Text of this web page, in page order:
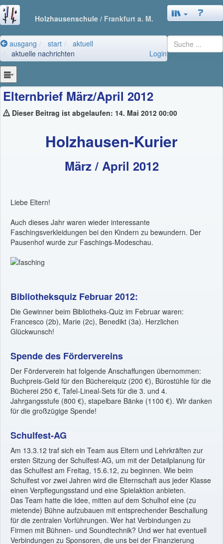
Holzhausenschule / Frankfurt a. M.
ausgang start
aktuell
aktuelle nachrichten
Login
Elternbrief März/April 2012
Dieser Beitrag ist abgelaufen: 14. Mai 2012 00:00
Holzhausen-Kurier
März / April 2012
Liebe Eltern!
Auch dieses Jahr waren wieder interessante
Faschingsverkleidungen bei den Kindern zu bewundern. Der
Pausenhof wurde zur Faschings-Modeschau.
Bibliotheksquiz Februar 2012:
Die Gewinner beim Bibliotheks-Quiz im Februar waren:
Francesco (2b), Marie (2c), Benedikt (3a). Herzlichen
Glückwunsch!
Spende des Fördervereins
Der Förderverein hat folgende Anschaffungen übernommen:
Buchpreis-Geld für den Büchereiquiz (200 €), Bürostühle für die
Bücherei 250 €, Tafel-Lineal-Sets für die 3. und 4.
Jahrgangsstufe (800 €), stapelbare Bänke (1100 €). Wir danken
für die großzügige Spende!
Schulfest-AG
Am 13.3.12 traf sich ein Team aus Eltern und Lehrkräften zur
ersten Sitzung der Schulfest-AG, um mit der Detailplanung für
das Schulfest am Freitag, 15.6.12, zu beginnen. Wie beim
Schulfest vor zwei Jahren wird die Elternschaft aus jeder Klasse
einen Verpflegungsstand und eine Spielaktion anbieten.
Das Team hatte die Idee, mitten auf dem Schulhof eine (zu
mietende) Bühne aufzubauen mit entsprechender Beschallung
für die zentralen Vorführungen. Wer hat Verbindungen zu
Firmen mit Bühnen- und Soundtechnik? Und wer hat eventuell
Verbindungen zu Sponsoren, die uns bei der Finanzierung